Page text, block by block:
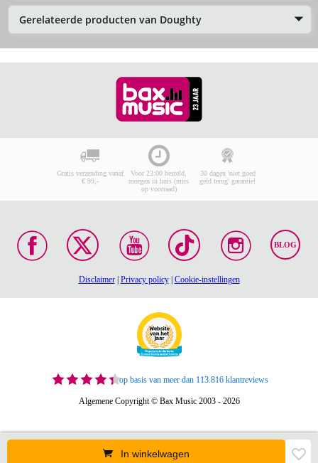
Gerelateerde producten van Doughty
In winkelwagen
Gratis verzending vanaf
€ 99,-
Voor 23:00 besteld,
morgen in huis (mits
op voorraad)
30 dagen 'niet goed
geld terug' garantie!
BLOG
Disclaimer| Privacy policy| Cookie-instellingen
op basis van meer dan 113.816 klantreviews
Algemene Copyright © Bax Music 2003 - 2026